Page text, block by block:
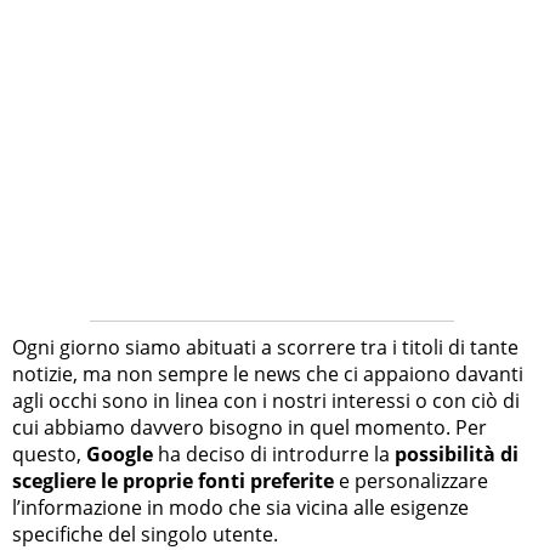
Ogni giorno siamo abituati a scorrere tra i titoli di tante
notizie, ma non sempre le news che ci appaiono davanti
agli occhi sono in linea con i nostri interessi o con ciò di
cui abbiamo davvero bisogno in quel momento. Per
questo, Google ha deciso di introdurre la possibilità di
scegliere le proprie fonti preferite e personalizzare
l’informazione in modo che sia vicina alle esigenze
specifiche del singolo utente.